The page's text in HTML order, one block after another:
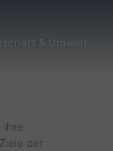
& Umwelt
ihre
der